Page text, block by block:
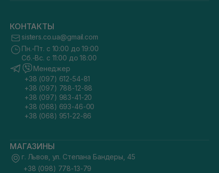
КОНТАКТЫ
sisters.co.ua@gmail.com
Пн.-Пт. с 10:00 до 19:00
Сб.-Вс. с 11:00 до 18:00
Менеджер
+38 (097) 612-54-81
+38 (097) 788-12-88
+38 (097) 983-41-20
+38 (068) 693-46-00
+38 (068) 951-22-86
МАГАЗИНЫ
г. Львов, ул. Степана Бандеры, 45
+38 (098) 778-13-79